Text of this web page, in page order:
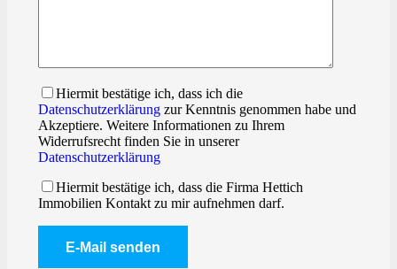
Hiermit bestätige ich, dass ich die
Datenschutzerklärung zur Kenntnis genommen habe und
Akzeptiere. Weitere Informationen zu Ihrem
Widerrufsrecht finden Sie in unserer
Datenschutzerklärung
Hiermit bestätige ich, dass die Firma Hettich
Immobilien Kontakt zu mir aufnehmen darf.